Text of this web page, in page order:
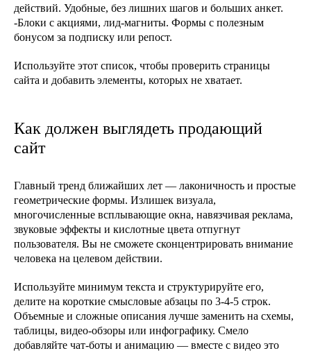
действий. Удобные, без лишних шагов и больших анкет.
-Блоки с акциями, лид-магниты. Формы с полезным
бонусом за подписку или репост.
Используйте этот список, чтобы проверить страницы
сайта и добавить элементы, которых не хватает.
Как должен выглядеть продающий
сайт
Главный тренд ближайших лет — лаконичность и простые
геометрические формы. Излишек визуала,
многочисленные всплывающие окна, навязчивая реклама,
звуковые эффекты и кислотные цвета отпугнут
пользователя. Вы не сможете сконцентрировать внимание
человека на целевом действии.
Используйте минимум текста и структурируйте его,
делите на короткие смысловые абзацы по 3-4-5 строк.
Объемные и сложные описания лучше заменить на схемы,
таблицы, видео-обзоры или инфографику. Смело
добавляйте чат-боты и анимацию — вместе с видео это